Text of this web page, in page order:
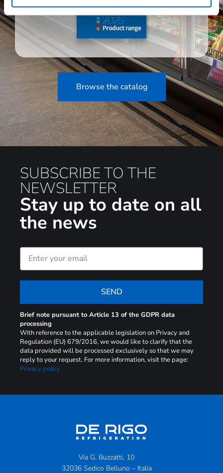
Browse the catalog
SUBSCRIBE TO THE
NEWSLETTER
Stay up to date on all
the news
SEND
Brief note pursuant to Article 13 of the GDPR data
processing
With reference to the applicable legislation on Privacy and
Regulation (EU) 679/2016, we would like to clarify that the
data provided will be processed exclusively so that we may
reply to your request. For more information, visit the page:
Privacy policy
Via G. Buzzatti, 10
32036 Sedico Belluno – Italia